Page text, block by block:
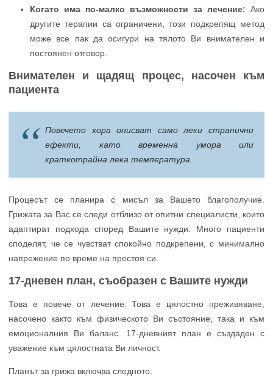
Когато има по-малко възможности за лечение: Ако
другите терапии са ограничени, този подкрепящ метод
може все пак да осигури на тялото Ви внимателен и
постоянен отговор.
Внимателен и щадящ процес, насочен към
пациента
Повечето хора описват само леки странични
ефекти, като временна умора или
краткотрайна лека температура.
Процесът се планира с мисъл за Вашето благополучие.
Грижата за Вас се следи отблизо от опитни специалисти, които
адаптират подхода според Вашите нужди. Много пациенти
споделят, че се чувстват спокойно подкрепени, с минимално
напрежение по време на престоя си.
17-дневен план, съобразен с Вашите нужди
Това е повече от лечение. Това е цялостно преживяване,
насочено както към физическото Ви състояние, така и към
емоционалния Ви баланс. 17-дневният план е създаден с
уважение към цялостната Ви личност.
Планът за грижа включва следното: